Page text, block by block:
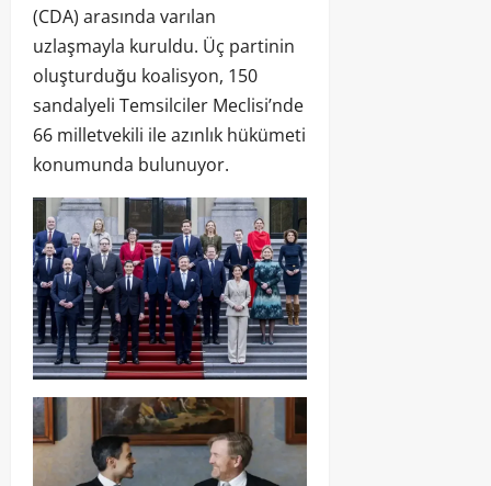
(CDA) arasında varılan
uzlaşmayla kuruldu. Üç partinin
oluşturduğu koalisyon, 150
sandalyeli Temsilciler Meclisi’nde
66 milletvekili ile azınlık hükümeti
konumunda bulunuyor.